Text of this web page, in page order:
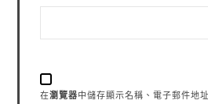
在瀏覽器中儲存顯示名稱、電子郵件地